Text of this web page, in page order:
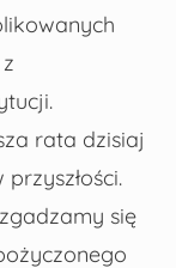
rata dzisiaj
się